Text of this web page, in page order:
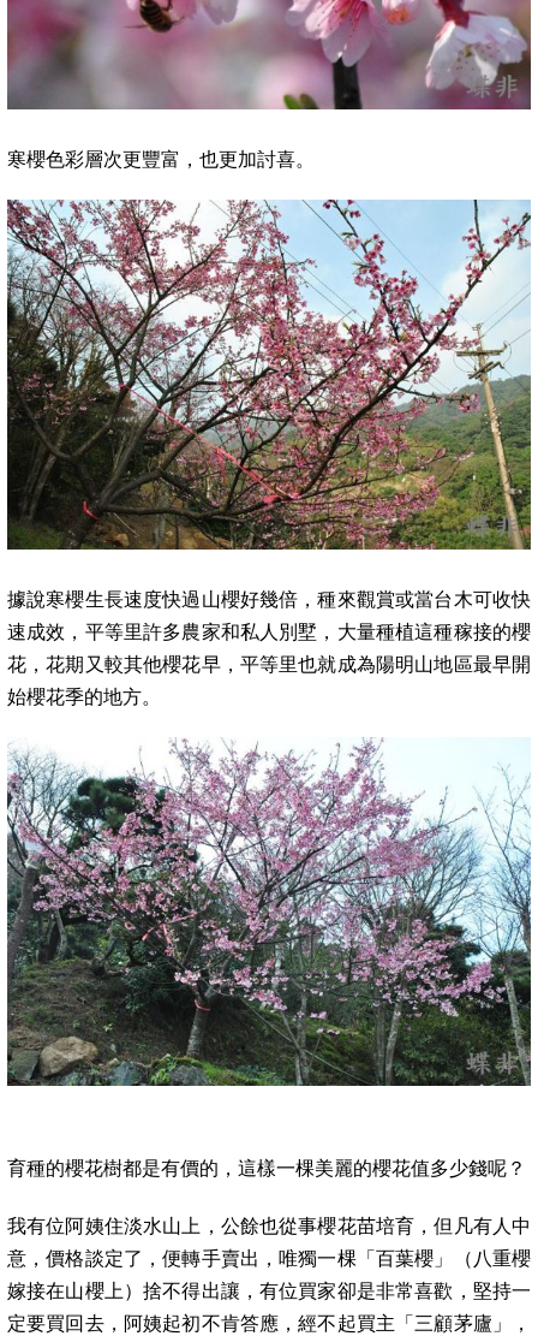
寒櫻色彩層次更豐富，也更加討喜。
據說寒櫻生長速度快過山櫻好幾倍，種來觀賞或當台木可收快
速成效，平等里許多農家和私人別墅，大量種植這種稼接的櫻
花，花期又較其他櫻花早， 平等里也就成為陽明山地區最早開
始櫻花季的地方。
育種的櫻花樹都是有價的，這樣一棵美麗的櫻花值多少錢呢？
我有位阿姨住淡水山上，公餘也從事櫻花苗培育，但凡有人中
意，價格談定了，便轉手賣出，唯獨一棵「 百葉櫻 」
（八重櫻
嫁接在山櫻上）捨不得出讓，有位買家卻是非常喜歡，堅持一
定要買回去，阿姨起初不肯答應，經不起買主「三顧茅廬」，